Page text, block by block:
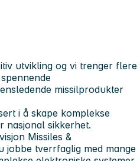
utvikling og vi trenger flere
missilprodukter
i å skape komplekse
nasjonal sikkerhet.
Missiles &
jobbe tverrfaglig med mange